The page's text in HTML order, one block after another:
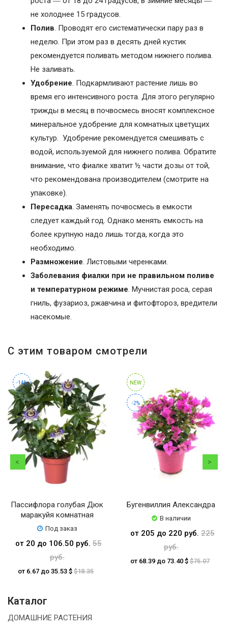
не холоднее 15 градусов.
Полив. Проводят его систематически пару раз в
неделю. При этом раз в десять дней кустик
рекомендуется поливать методом нижнего полива.
Не заливать.
Удобрение. Подкармливают растение лишь во
время его интенсивного роста. Для этого регулярно
трижды в месяц в почвосмесь вносят комплексное
минеральное удобрение для комнатных цветущих
культур. Удобрение рекомендуется смешивать с
водой, используемой для нижнего полива. Обратите
внимание, что фиалке хватит ½ части дозы от той,
что рекомендована производителем (смотрите на
упаковке).
Пересадка. Заменять почвосмесь в емкости
следует каждый год. Однако менять емкость на
более крупную надо лишь тогда, когда это
необходимо.
Размножение. Листовыми черенками.
Заболевания фиалки при не правильном поливе
и температурном режиме. Мучнистая роса, серая
гниль, фузариоз, ржавчина и фитофтороз, вредители
насекомые.
С этим товаром смотрели
-14%
Пассифлора голубая Дюк
маракуйя комнатная
Под заказ
от 20 до 106.50 руб.55
руб.
от 6.67 до 35.53 $ $18.35
NEW
-2%
Бугенвиллия Александра
В наличии
от 205 до 220 руб.225
руб.
от 68.39 до 73.40 $$75.07
Каталог
ДОМАШНИЕ РАСТЕНИЯ